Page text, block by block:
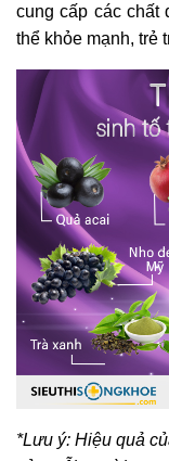
cung cấp các chất
thể khỏe mạnh, trẻ
*Lưu ý: Hiệu quả